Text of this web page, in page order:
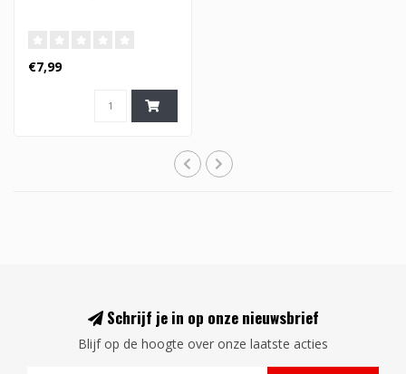
€7,99
Schrijf je in op onze nieuwsbrief
Blijf op de hoogte over onze laatste acties